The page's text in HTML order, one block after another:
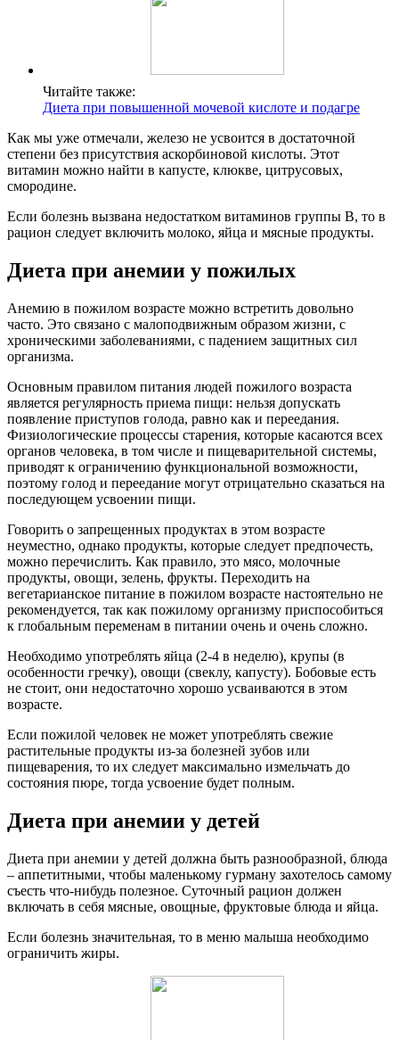
Читайте также:
Диета при повышенной мочевой кислоте и подагре
Как мы уже отмечали, железо не усвоится в достаточной
степени без присутствия аскорбиновой кислоты. Этот
витамин можно найти в капусте, клюкве, цитрусовых,
смородине.
Если болезнь вызвана недостатком витаминов группы B, то в
рацион следует включить молоко, яйца и мясные продукты.
Диета при анемии у пожилых
Анемию в пожилом возрасте можно встретить довольно
часто. Это связано с малоподвижным образом жизни, с
хроническими заболеваниями, с падением защитных сил
организма.
Основным правилом питания людей пожилого возраста
является регулярность приема пищи: нельзя допускать
появление приступов голода, равно как и переедания.
Физиологические процессы старения, которые касаются всех
органов человека, в том числе и пищеварительной системы,
приводят к ограничению функциональной возможности,
поэтому голод и переедание могут отрицательно сказаться на
последующем усвоении пищи.
Говорить о запрещенных продуктах в этом возрасте
неуместно, однако продукты, которые следует предпочесть,
можно перечислить. Как правило, это мясо, молочные
продукты, овощи, зелень, фрукты. Переходить на
вегетарианское питание в пожилом возрасте настоятельно не
рекомендуется, так как пожилому организму приспособиться
к глобальным переменам в питании очень и очень сложно.
Необходимо употреблять яйца (2-4 в неделю), крупы (в
особенности гречку), овощи (свеклу, капусту). Бобовые есть
не стоит, они недостаточно хорошо усваиваются в этом
возрасте.
Если пожилой человек не может употреблять свежие
растительные продукты из-за болезней зубов или
пищеварения, то их следует максимально измельчать до
состояния пюре, тогда усвоение будет полным.
Диета при анемии у детей
Диета при анемии у детей должна быть разнообразной, блюда
– аппетитными, чтобы маленькому гурману захотелось самому
съесть что-нибудь полезное. Суточный рацион должен
включать в себя мясные, овощные, фруктовые блюда и яйца.
Если болезнь значительная, то в меню малыша необходимо
ограничить жиры.